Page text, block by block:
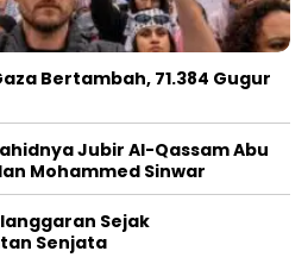
Bertambah, 71.384 Gugur
Jubir Al-Qassam Abu
Mohammed Sinwar
Sejak
Senjata